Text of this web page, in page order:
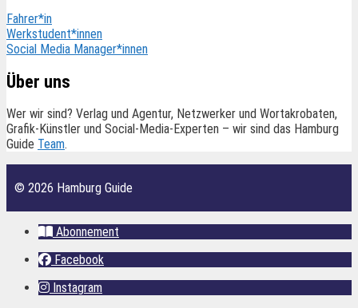
Fahrer*in
Werkstudent*innen
Social Media Manager*innen
Über uns
Wer wir sind? Verlag und Agentur, Netzwerker und Wortakrobaten,
Grafik-Künstler und Social-Media-Experten – wir sind das Hamburg
Guide Team.
© 2026 Hamburg Guide
Abonnement
Facebook
Instagram